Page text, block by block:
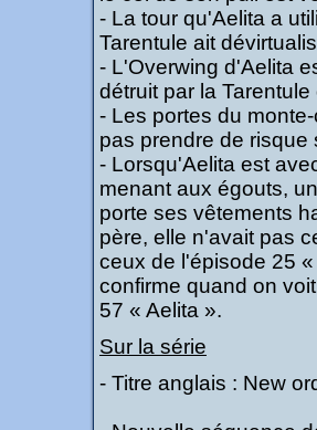
- La tour qu'Aelita a
Tarentule ait
- L'Overwing d'Aelita
détruit par la
- Les portes du
pas prendre de risque
- Lorsqu'Aelita est
menant aux égouts,
porte ses vêtements
père, elle n'avait pas
ceux de l'épisode 25
confirme quand on
57 « Aelita ».
Sur la série
- Titre anglais : New